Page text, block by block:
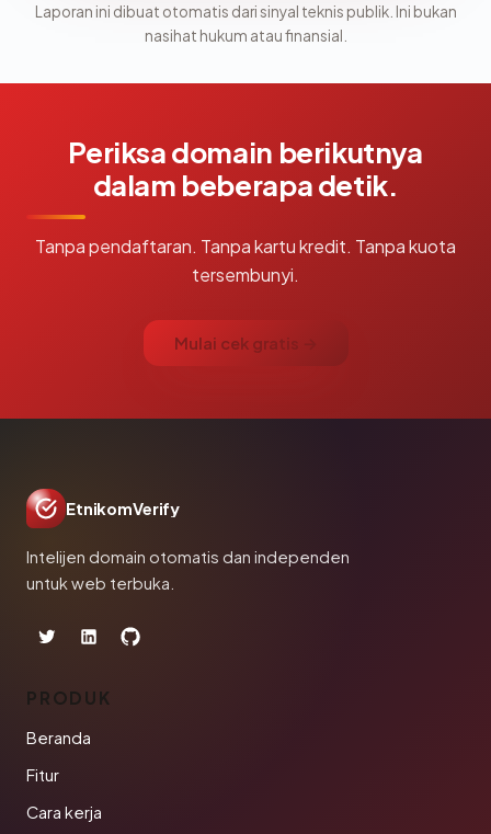
Laporan ini dibuat otomatis dari sinyal teknis publik. Ini bukan
nasihat hukum atau finansial.
Periksa domain berikutnya
dalam beberapa detik.
Tanpa pendaftaran. Tanpa kartu kredit. Tanpa kuota
tersembunyi.
Mulai cek gratis →
EtnikomVerify
Intelijen domain otomatis dan independen
untuk web terbuka.
PRODUK
Beranda
Fitur
Cara kerja